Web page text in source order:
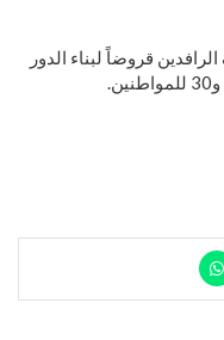
قروضاً لبناء الدور